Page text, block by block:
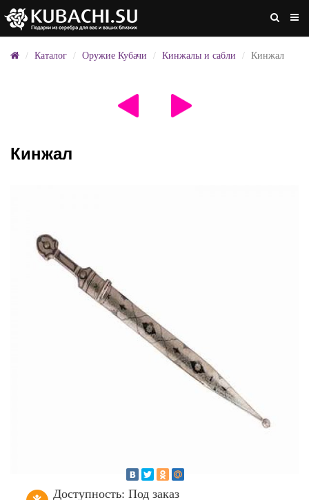
Каталог Оружие Кубачи Кинжалы и сабли Кинжал
Кинжал
Доступность: Под заказ